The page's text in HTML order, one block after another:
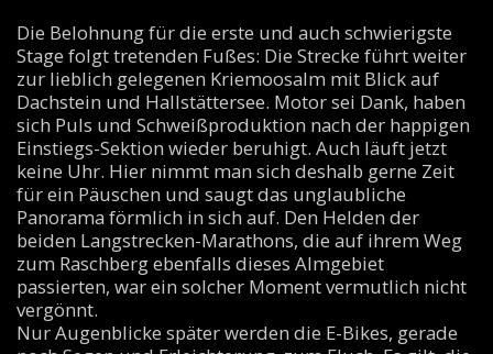
Die Belohnung für die erste und auch schwierigste
Stage folgt tretenden Fußes: Die Strecke führt weiter
zur lieblich gelegenen Kriemoosalm mit Blick auf
Dachstein und Hallstättersee. Motor sei Dank, haben
sich Puls und Schweißproduktion nach der happigen
Einstiegs-Sektion wieder beruhigt. Auch läuft jetzt
keine Uhr. Hier nimmt man sich deshalb gerne Zeit
für ein Päuschen und saugt das unglaubliche
Panorama förmlich in sich auf. Den Helden der
beiden Langstrecken-Marathons, die auf ihrem Weg
zum Raschberg ebenfalls dieses Almgebiet
passierten, war ein solcher Moment vermutlich nicht
vergönnt.
Nur Augenblicke später werden die E-Bikes, gerade